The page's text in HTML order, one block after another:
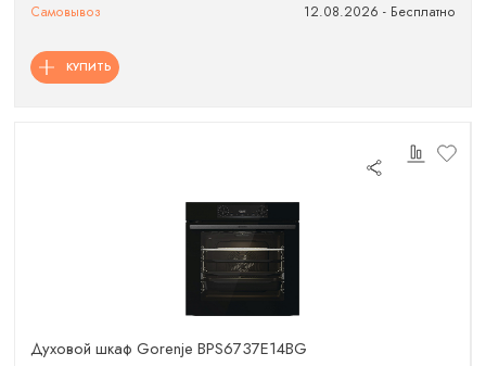
Самовывоз
12.08.2026 - Бесплатно
КУПИТЬ
Духовой шкаф Gorenje BPS6737E14BG